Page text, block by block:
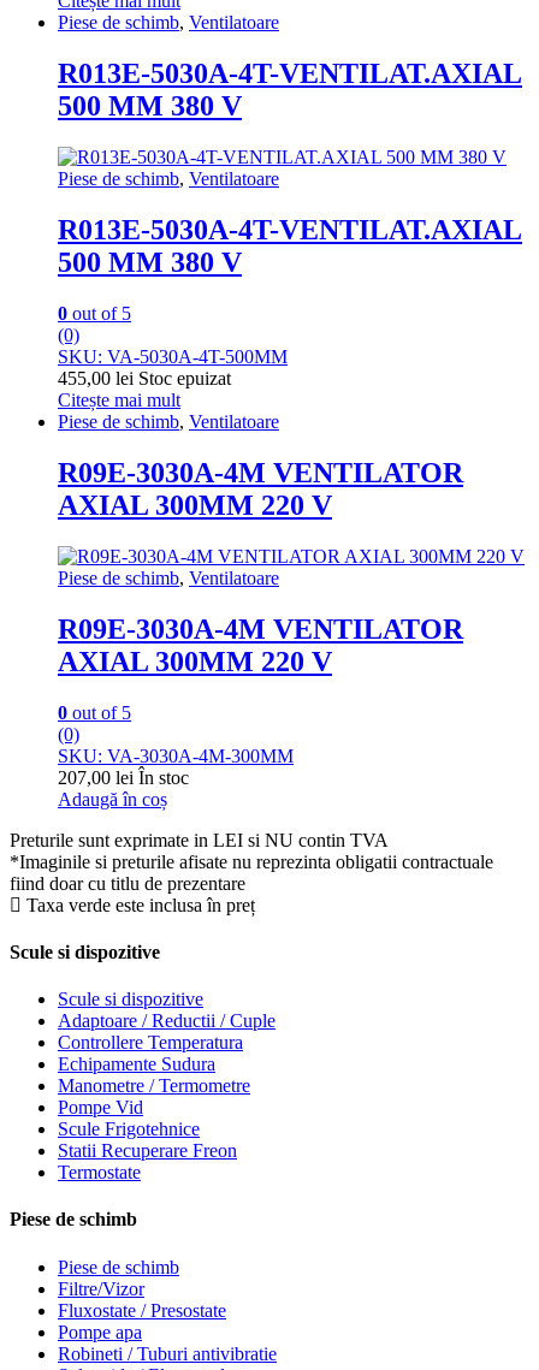
Piese de schimb, Ventilatoare
R013E-5030A-4T-VENTILAT.AXIAL
500 MM 380 V
Piese de schimb, Ventilatoare
R013E-5030A-4T-VENTILAT.AXIAL
500 MM 380 V
0 out of 5
(0)
SKU: VA-5030A-4T-500MM
455,00 lei Stoc epuizat
Citește mai mult
Piese de schimb, Ventilatoare
R09E-3030A-4M VENTILATOR
AXIAL 300MM 220 V
Piese de schimb, Ventilatoare
R09E-3030A-4M VENTILATOR
AXIAL 300MM 220 V
0 out of 5
(0)
SKU: VA-3030A-4M-300MM
207,00 lei În stoc
Adaugă în coș
Preturile sunt exprimate in LEI si NU contin TVA
*Imaginile si preturile afisate nu reprezinta obligatii contractuale
fiind doar cu titlu de prezentare
Taxa verde este inclusa în preț
Scule si dispozitive
Scule si dispozitive
Adaptoare / Reductii / Cuple
Controllere Temperatura
Echipamente Sudura
Manometre / Termometre
Pompe Vid
Scule Frigotehnice
Statii Recuperare Freon
Termostate
Piese de schimb
Piese de schimb
Filtre/Vizor
Fluxostate / Presostate
Pompe apa
Robineti / Tuburi antivibratie